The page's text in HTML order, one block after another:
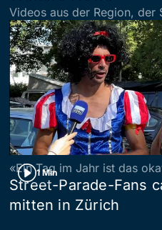
Videos aus der Region, der
1 Min
«Ein Tag im Jahr ist das
Street-Parade-Fans
mitten in Zürich